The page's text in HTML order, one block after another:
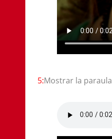
5:Mostrar la paraula